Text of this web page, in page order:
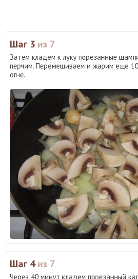
Шаг 3 из 7
Затем кладем к луку порезанные
перчим. Перемешиваем и жарим еще
огне.
Шаг 4из 7
Через 40 минут кладем порезанный